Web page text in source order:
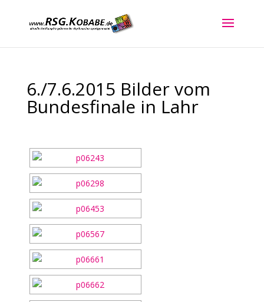
6./7.6.2015 Bilder vom
Bundesfinale in Lahr